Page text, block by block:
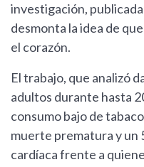
investigación,
desmonta la idea de
el corazón.
El trabajo, que analizó
adultos durante hasta
consumo bajo de
muerte prematura y un
cardíaca frente a